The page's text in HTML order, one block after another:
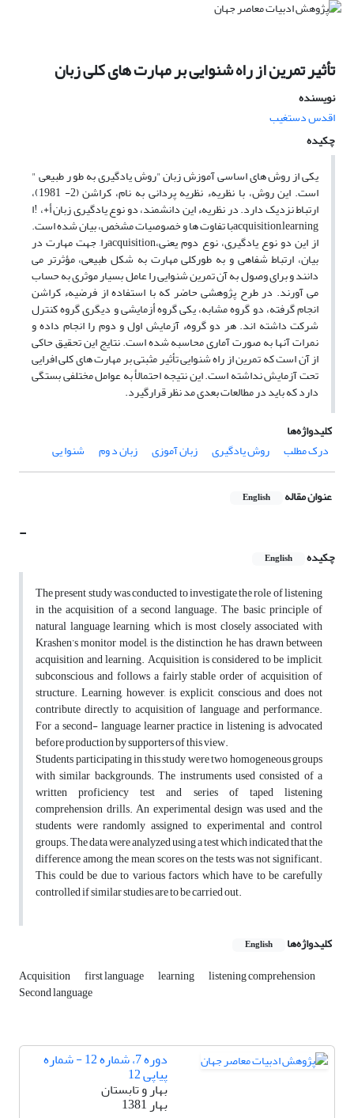
تأثیر تمرین از راه شنوایی بر مهارت های کلی زبان
نویسنده
اقدس دستغیب
چکیده
یکی از روش های اساسی آموزش زبان "روش یادگیری به طو ر طبیعی "
است. این روش، با نظریهء نظریه پردانی به نام، کراشن (2- 1981)،
ارتباط نزدیک دارد. در نظریهء این دانشمند، دو نوع یادگیری زبان أ+، !ا
acquisition,learningبا تفاوت ها و خصوصیات مشخص، بیان شده است.
از این دو نوع یادگیری، نوع دوم یعنی،acquisitionرا, جهت مهارت در
بیان، ارتباط شفاهی و به طورکلی مهارت به شکل طبیعی، مؤثرتر می
دانند و برای وصول به آن تمرین شنوایی را عامل بسیار موثری به حساب
می آورند. در طرح پژوهشی حاضر که با استفاده از فرضیهء کراشن
انجام گرفته، دو گروه مشابه، یکی گروه أزمایشی و دیگری گروه کنترل
شرکت داشته اند. هر دو گروهء آزمایش اول و دوم را انجام داده و
نمرات آنها به صورت آماری محاسبه شده است. نتایج این تحقیق حاکی
از آن است که تمرین از راه شنوایی تأثیر مثبتی بر مهارت های کلی افرایی
تحت آزمایش نداشته است. این نتیجه احتمالأ به عوامل مختلفی بستگی
دارد که باید در مطالعات بعدی مد نظر قرارگیرد.
کلیدواژه‌ها
درک مطلب
روش یادگیری زبان آموزی زبان د وم شنوا یی
عنوان مقاله English
-
چکیده English
The present study was conducted to investigate the role of listening
in the acquisition of a second language. The basic principle of
natural language learning, which is most closely associated with
Krashen’s monitor model, is the distinction he has drawn between
acquisition and learning. Acquisition is considered to be implicit,
subconscious and follows a fairly stable order of acquisition of
structure. Learning, however, is explicit, conscious and does not
contribute directly to acquisition of language and performance.
For a second- language learner practice in listening is advocated
before production by supporters of this view.
Students participating in this study were two homogeneous groups
with similar backgrounds. The instruments used consisted of a
written proficiency test and series of taped listening
comprehension drills. An experimental design was used and the
students were randomly assigned to experimental and control
groups. The data were analyzed using a test which indicated that the
difference among the mean scores on the tests was not significant.
This could be due to various factors which have to be carefully
controlled if similar studies are to be carried out.
کلیدواژه‌ها English
Acquisition first language learning listening comprehension
Second language
دوره 7، شماره 12 - شماره
پیاپی 12
بهار و تابستان
بهار 1381